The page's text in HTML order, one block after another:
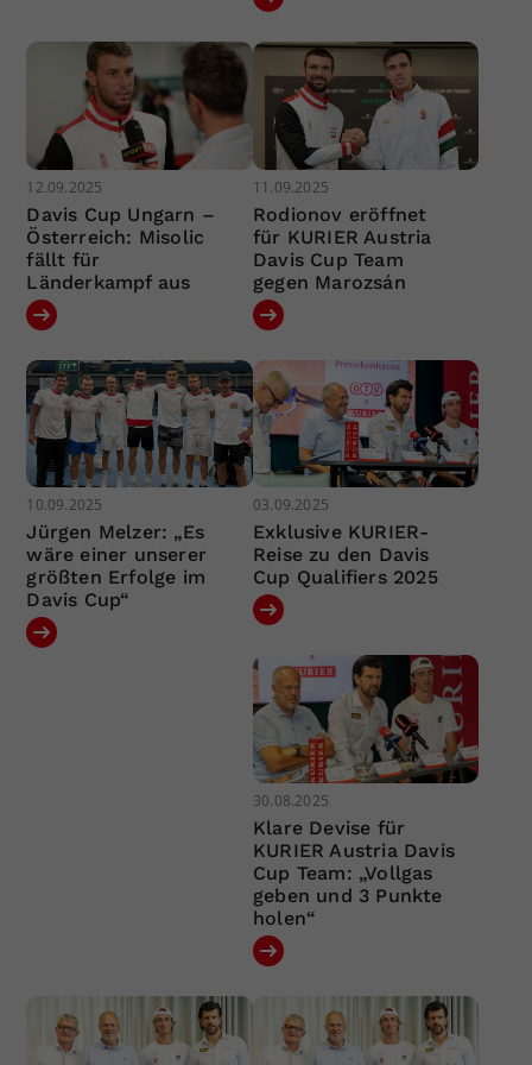
12.09.2025
Davis Cup Ungarn –
Österreich: Misolic
fällt für
Länderkampf aus
11.09.2025
Rodionov eröffnet
für KURIER Austria
Davis Cup Team
gegen Marozsán
10.09.2025
Jürgen Melzer: „Es
wäre einer unserer
größten Erfolge im
Davis Cup“
03.09.2025
Exklusive KURIER-
Reise zu den Davis
Cup Qualifiers 2025
30.08.2025
Klare Devise für
KURIER Austria Davis
Cup Team: „Vollgas
geben und 3 Punkte
holen“